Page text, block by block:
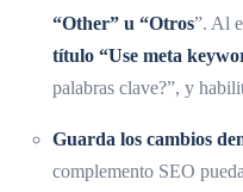
“Other” u “Otros”. Al
título “Use meta
palabras clave?”, y
Guarda los cambios
complemento SEO